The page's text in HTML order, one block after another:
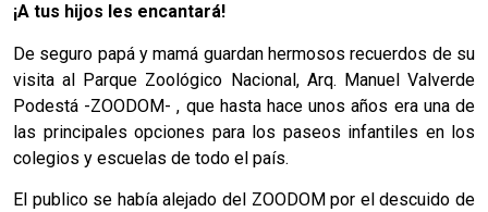
¡A tus hijos les encantará!
De seguro papá y mamá guardan hermosos recuerdos de su
visita al Parque Zoológico Nacional, Arq. Manuel Valverde
Podestá -ZOODOM- , que hasta hace unos años era una de
las principales opciones para los paseos infantiles en los
colegios y escuelas de todo el país.
El publico se había alejado del ZOODOM por el descuido de